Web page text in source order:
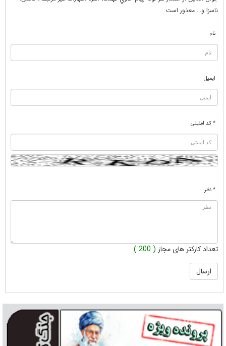
ناسزا و... معذور است
نام
ایمیل
* کد امنیتی
* نظر
تعداد کارکتر های مجاز ( 200 )